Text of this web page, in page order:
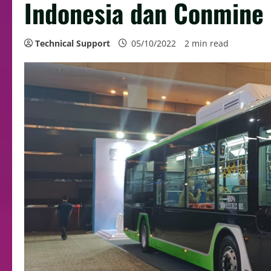
Indonesia dan
Technical Support 05/10/2022 2 min read